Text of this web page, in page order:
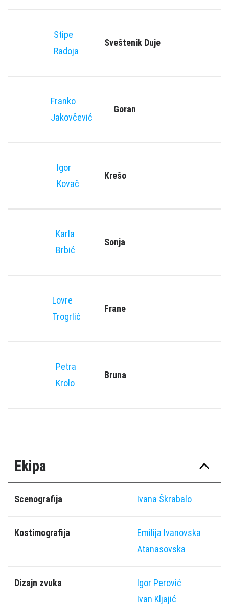
Stipe
Radoja
Sveštenik Duje
Franko
Jakovčević
Goran
Igor
Kovač
Krešo
Karla
Brbić
Sonja
Lovre
Trogrlić
Frane
Petra
Krolo
Bruna
Ekipa
Scenografija Ivana Škrabalo
Kostimografija
Emilija Ivanovska
Atanasovska
Dizajn zvuka
Igor Perović
Ivan Kljajić